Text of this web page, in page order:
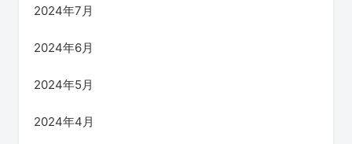
2024年7月
2024年6月
2024年5月
2024年4月